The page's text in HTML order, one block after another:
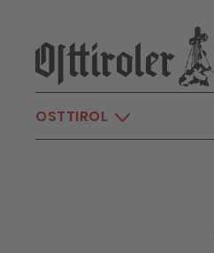
Skip to main content
OSTTIROL